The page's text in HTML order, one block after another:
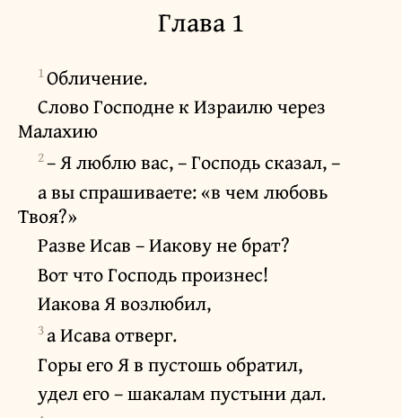
Глава 1
1Обличение.
Слово Господне к Израилю через
Малахию
2– Я люблю вас, – Господь сказал, –
а вы спрашиваете: «в чем любовь
Твоя?»
Разве Исав – Иакову не брат?
Вот что Господь произнес!
Иакова Я возлюбил,
3а Исава отверг.
Горы его Я в пустошь обратил,
удел его – шакалам пустыни дал.